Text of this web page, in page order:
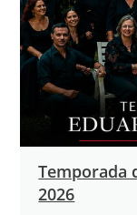
Temporada
2026